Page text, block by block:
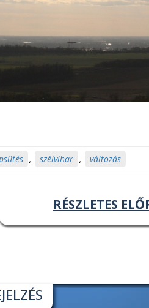
, szélvihar , változás
RÉSZLETES